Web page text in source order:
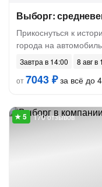
Выборг:
Прикоснуться к
города на
Завтра в 14:00
8 авг в
от7043 ₽за всё до
170 отзывов